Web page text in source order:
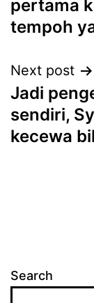
pertama
tempoh
Next post
Jadi
sendiri,
kecewa
Search